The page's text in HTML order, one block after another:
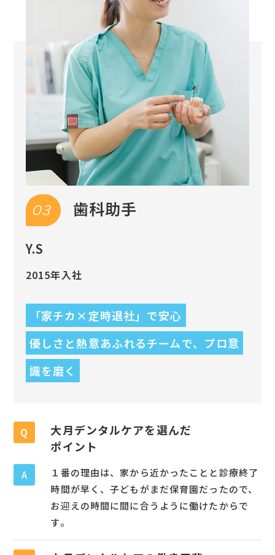
03 歯科助手
Y.S
2015年入社
「家チカ×定時退社」で安心
優しさと熱意あふれるチームで、プロ意
識を磨く
Q
大月デンタルケアを選んだ
ポイント
A
１番の理由は、家から近かったことと診療終了
時間が早く、子どもがまだ保育園だったので、
お迎えの時間に間に合うように働けたからで
す。